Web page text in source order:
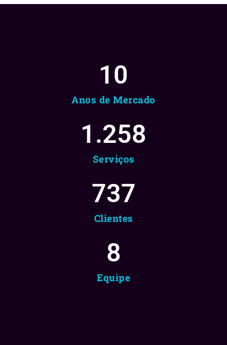
Anos de Mercado
10
Serviços
1.258
Clientes
737
Equipe
8